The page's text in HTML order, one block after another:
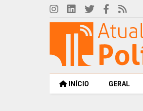
INÍCIO GERAL